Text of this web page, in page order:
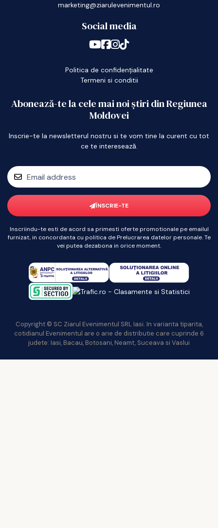
marketing@ziarulevenimentul.ro
Social media
Politica de confidențialitate
Termeni si conditii
Abonează-te la cele mai noi știri din Regiunea
Moldovei
Inscrie-te la newsletterul nostru si te vom tine la curent cu tot
ce te interesează.
ÎNSCRIE-TE
Inscriindu-te esti de acord sa primesti oferte promotionale pe emailul
furnizat, in concordanta cu politica de Prelucrarea datelor personale. Te
vei putea dezabona in orice moment.
Copyright © SC Ziarul Evenimentul SRL Iasi. In varianta tiparita,
cotidianul Evenimentul are o arie de distributie care cuprinde 6
judete: Iasi, Bacau, Botosani, Neamt, Suceava si Vaslui